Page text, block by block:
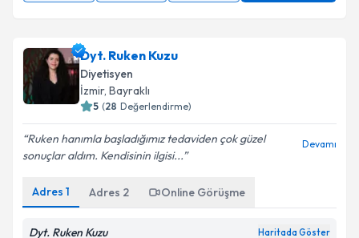
Dyt. Ruken Kuzu
Diyetisyen
İzmir, Bayraklı
5 (28 Değerlendirme)
Ruken hanımla başladığımız tedaviden çok güzel
sonuçlar aldım. Kendisinin ilgisi...
Devamı
Adres 1 Adres 2 Online Görüşme
Dyt. Ruken Kuzu Haritada Göster